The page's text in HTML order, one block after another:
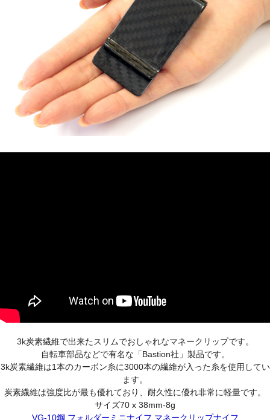
3k炭素繊維で出来たスリムでおしゃれなマネークリップです。
自転車部品などで有名な「Bastion社」製品です。
3k炭素繊維は1本のカーボン糸に3000本の繊維が入った糸を使用してい
ます。
炭素繊維は強度比が最も優れており、耐久性に優れ非常に軽量です。
サイズ70 x 38mm-8g
VG-10鋼 フォルダーミニナイフ マネークリップナイフ